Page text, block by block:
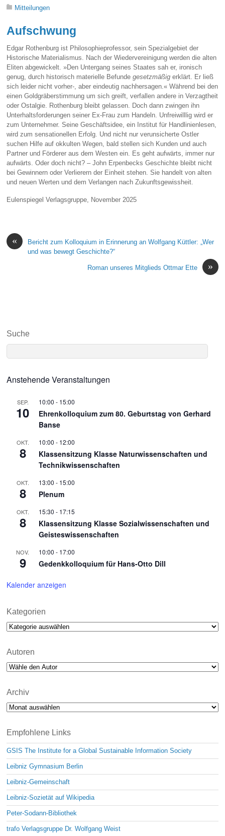
Mitteilungen
Aufschwung
Edgar Rothenburg ist Philosophieprofessor, sein Spezialgebiet der
Historische Materialismus. Nach der Wiedervereinigung werden die alten
Eliten abgewickelt. »Den Untergang seines Staates sah er, ironisch
genug, durch historisch materielle Befundegesetzmäßig erklärt. Er ließ
sich leider nicht vorher-, aber eindeutig nachhersagen.« Während bei den
einen Goldgräberstimmung um sich greift, verfallen andere in Verzagtheit
oder Ostalgie. Rothenburg bleibt gelassen. Doch dann zwingen ihn
Unterhaltsforderungen seiner Ex-Frau zum Handeln. Unfreiwilllig wird er
zum Unternehmer. Seine Geschäftsidee, ein Institut für Handlinienlesen,
wird zum sensationellen Erfolg. Und nicht nur verunsicherte Ostler
suchen Hilfe auf okkulten Wegen, bald stellen sich Kunden und auch
Partner und Förderer aus dem Westen ein. Es geht aufwärts, immer nur
aufwärts. Oder doch nicht? – John Erpenbecks Geschichte bleibt nicht
bei Gewinnern oder Verlierern der Einheit stehen. Sie handelt von alten
und neuen Werten und dem Verlangen nach Zukunftsgewissheit.
Eulenspiegel Verlagsgruppe, November 2025
«
Bericht zum Kolloquium in Erinnerung an Wolfgang Küttler: „Wer
und was bewegt Geschichte?“
»
Roman unseres Mitglieds Ottmar Ette
Suche
Anstehende Veranstaltungen
SEP.
10
10:00 - 15:00
Ehrenkolloquium zum 80. Geburtstag von Gerhard
Banse
OKT.
8
10:00 - 12:00
Klassensitzung Klasse Naturwissenschaften und
Technikwissenschaften
OKT.
8
13:00 - 15:00
Plenum
OKT.
8
15:30 - 17:15
Klassensitzung Klasse Sozialwissenschaften und
Geisteswissenschaften
NOV.
9
10:00 - 17:00
Gedenkkolloquium für Hans-Otto Dill
Kalender anzeigen
Kategorien
Kategorien
Autoren
Archiv
Archiv
Empfohlene Links
GSIS The Institute for a Global Sustainable Information Society
Leibniz Gymnasium Berlin
Leibniz-Gemeinschaft
Leibniz-Sozietät auf Wikipedia
Peter-Sodann-Bibliothek
trafo Verlagsgruppe Dr. Wolfgang Weist